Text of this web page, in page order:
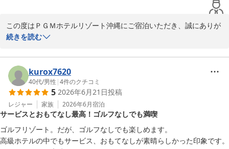
ＰＧＭホテルリゾート沖縄（２０２６年４月２５日 先行営業開
始）
2026-06-19
この度はＰＧＭホテルリゾート沖縄にご宿泊いただき、誠にありが
とうございます。
当ホテルのサービスや客室内のドリンクにつきまして、お褒めの言
葉をいただき大変嬉しく存じます。
台風の影響によりプールをご利用いただけなかったとのこと、私ど
もも大変心苦しく、残念な思いでいっぱいでございます。そのよう
な状況下でも、快適に楽しくお過ごしいただけたというお言葉を伺
い、スタッフ一同安堵いたしました。
次回お越しの際には、ぜひプールもお楽しみいただけますと幸いで
続きを読む
kurox7620
40代/男性 |4件のクチコミ
5 2026年6月21日投稿
レジャー 家族 2026年6月宿泊
サービスとおもてなし最高！ゴルフなしでも満喫
ゴルフリゾート。だが、ゴルフなしでも楽しめます。
高級ホテルの中でもサービス、おもてなしが素晴らしかった印象です。